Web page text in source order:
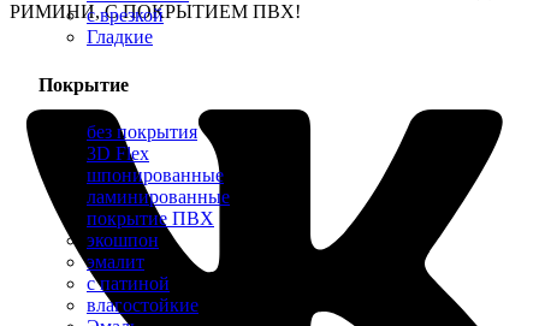
с врезкой
Гладкие
Покрытие
без покрытия
3D Flex
шпонированные
ламинированные
покрытие ПВХ
экошпон
эмалит
с патиной
влагостойкие
РИМИНИ, С ПОКРЫТИЕМ ПВХ!